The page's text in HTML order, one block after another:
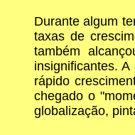
Durante algum
taxas de
também
insignificantes.
rápido
chegado o
globalização,